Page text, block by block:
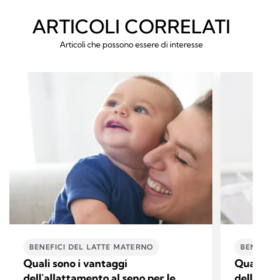
ARTICOLI CORRELATI
Articoli che possono essere di interesse
BENEFICI DEL LATTE MATERNO​
Quali sono i vantaggi